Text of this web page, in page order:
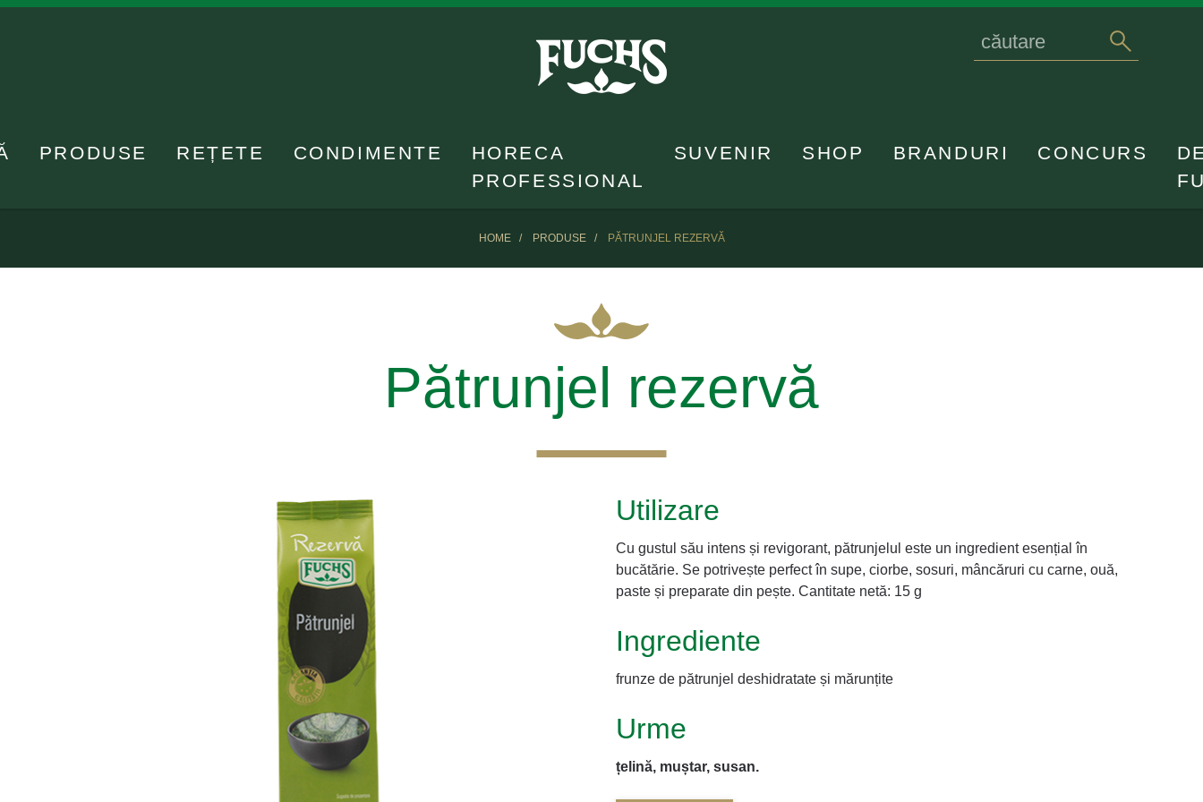
Search
PRODUSE REȚETE CONDIMENTE
HORECA
PROFESSIONAL
SUVENIR SHOP BRANDURI CONCURS
HOME PRODUSE PĂTRUNJEL REZERVĂ
Pătrunjel rezervă
Utilizare
Cu gustul său intens și revigorant, pătrunjelul este un ingredient esențial în
bucătărie. Se potrivește perfect în supe, ciorbe, sosuri, mâncăruri cu carne, ouă,
paste și preparate din pește. Cantitate netă: 15 g
Ingrediente
frunze de pătrunjel deshidratate și mărunțite
Urme
țelină, muștar, susan.